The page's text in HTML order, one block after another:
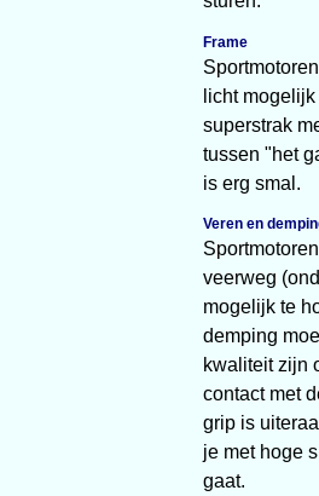
Frame
licht
superstrak
tussen "het
is erg smal.
Veren en
veerweg
mogelijk te
demping
kwaliteit zijn
contact met
grip is
je met hoge
gaat.